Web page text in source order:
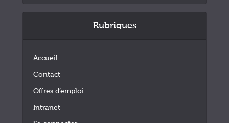
Rubriques
Accueil
Contact
Offres d’emploi
Intranet